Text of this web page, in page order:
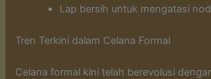
Lap bersih untuk mengatasi
Tren Terkini dalam Celana Formal
Celana formal kini telah berevolusi